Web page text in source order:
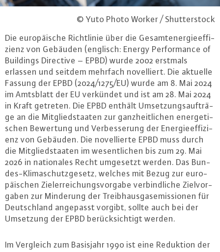
© Yuto Photo Worker / Shutterstock
Die eu­ro­päi­sche Richt­li­nie über die Ge­samt­ener­gie­ef­fi­
zi­enz von Gebäuden (englisch: Energy Per­for­mance of
Buildings Directive – EPBD) wurde 2002 erstmals
erlassen und seitdem mehrfach no­vel­liert. Die aktuelle
Fassung der EPBD (2024/1275/EU) wurde am 8. Mai 2024
im Amtsblatt der EU verkündet und ist am 28. Mai 2024
in Kraft getreten. Die EPBD enthält Um­set­zungs­auf­trä­
ge an die Mit­glied­staa­ten zur ganz­heit­li­chen en­er­ge­ti­
schen Bewertung und Ver­bes­se­rung der En­er­gie­ef­fi­zi­
enz von Gebäuden. Die no­vel­lier­te EPBD muss durch
die Mit­glied­staa­ten im we­sent­li­chen bis zum 29. Mai
2026 in na­tio­na­les Recht umgesetzt werden. Das Bun­
des-Kli­ma­schutz­ge­setz, welches mit Bezug zur eu­ro­
päi­schen Ziel­er­rei­chungs­vor­ga­be ver­bind­li­che Ziel­vor­
ga­ben zur Minderung der Treib­haus­gas­emis­sio­nen für
Deutsch­land angepasst vorgibt, sollte auch bei der
Umsetzung der EPBD be­rück­sich­tigt werden.
Im Vergleich zum Basisjahr 1990 ist eine Reduktion der